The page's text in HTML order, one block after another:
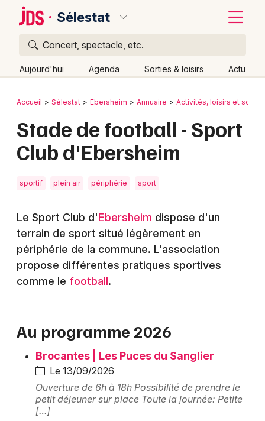
Sélestat
Concert, spectacle, etc.
Aujourd'hui Agenda Sorties & loisirs Actu
Publier un événement
Manifestations
Foires & salons
Spectacles
Soirées
Sorties famille
Bordeaux
Colmar
Marseille
Mulhouse
Montpellier
Strasbourg
Toulouse
Toutes les villes
Retour
Accueil Sélestat Ebersheim Annuaire Activités, loisirs et sorties
Stade de football - Sport
Club d'Ebersheim
sportif plein air périphérie sport
Le Sport Club d'Ebersheim dispose d'un
terrain de sport situé légèrement en
périphérie de la commune. L'association
propose différentes pratiques sportives
comme le football.
Au programme 2026
Brocantes | Les Puces du Sanglier
Le 13/09/2026
Ouverture de 6h à 18h Possibilité de prendre le
petit déjeuner sur place Toute la journée: Petite
[…]
Quoi ?
Où ?
Près de moi
Changer de lieu
Quand ?